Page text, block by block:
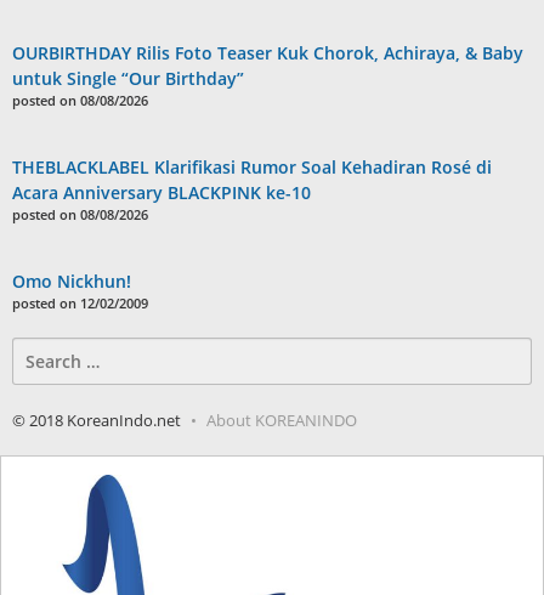
OURBIRTHDAY Rilis Foto Teaser Kuk Chorok, Achiraya, & Baby
untuk Single “Our Birthday”
posted on 08/08/2026
THEBLACKLABEL Klarifikasi Rumor Soal Kehadiran Rosé di
Acara Anniversary BLACKPINK ke-10
posted on 08/08/2026
Omo Nickhun!
posted on 12/02/2009
for:
© 2018 KoreanIndo.net About KOREANINDO